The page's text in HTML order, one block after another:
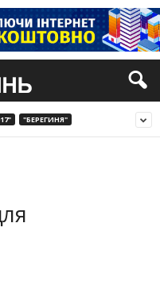
"БЕРЕГИНЯ"